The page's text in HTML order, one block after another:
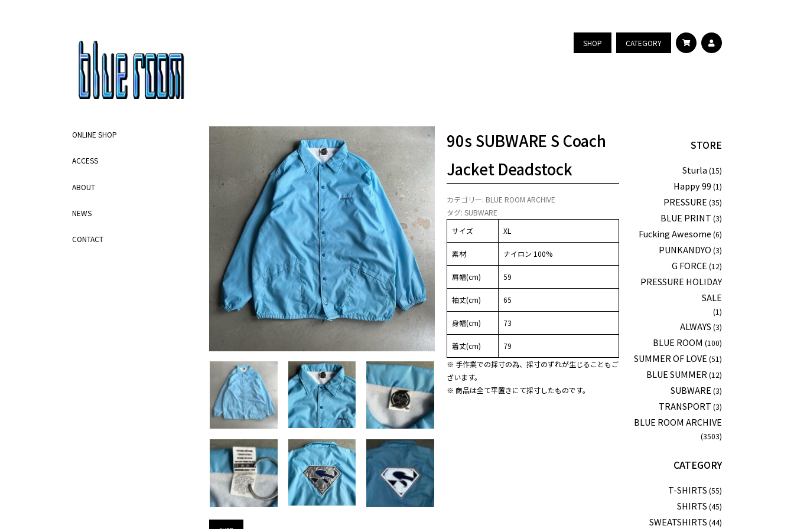
ONLINE SHOP
ACCESS
ABOUT
NEWS
CONTACT
SHOP CATEGORY
90s SUBWARE S Coach
Jacket Deadstock
カテゴリー: BLUE ROOM ARCHIVE
タグ: SUBWARE
サイズ
XL
素材 ナイロン 100%
肩幅(cm) 59
袖丈(cm) 65
身幅(cm) 73
着丈(cm)
79
※ 手作業での採寸の為、採寸のずれが生じることもご
ざいます。
※ 商品は全て平置きにて採寸したものです。
STORE
Sturla (15)
Happy 99 (1)
PRESSURE (35)
BLUE PRINT (3)
Fucking Awesome (6)
PUNKANDYO (3)
G FORCE (12)
PRESSURE HOLIDAY
SALE
(1)
ALWAYS (3)
BLUE ROOM (100)
SUMMER OF LOVE (51)
BLUE SUMMER (12)
SUBWARE (3)
TRANSPORT (3)
BLUE ROOM ARCHIVE
(3503)
CATEGORY
T-SHIRTS (55)
SHIRTS (45)
SWEATSHIRTS (44)